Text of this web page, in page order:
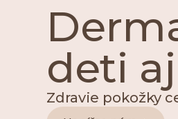
deti
Zdravie pokožky